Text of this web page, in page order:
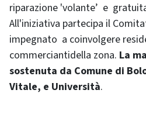
riparazione 'volante’ e
All'iniziativa partecipa il
impegnato a coinvolgere
commerciantidella zona. La
sostenuta da Comune di
Vitale, e Università.